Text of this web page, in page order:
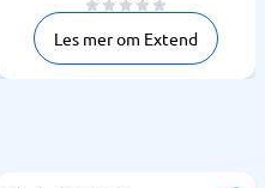
Les mer om Extend